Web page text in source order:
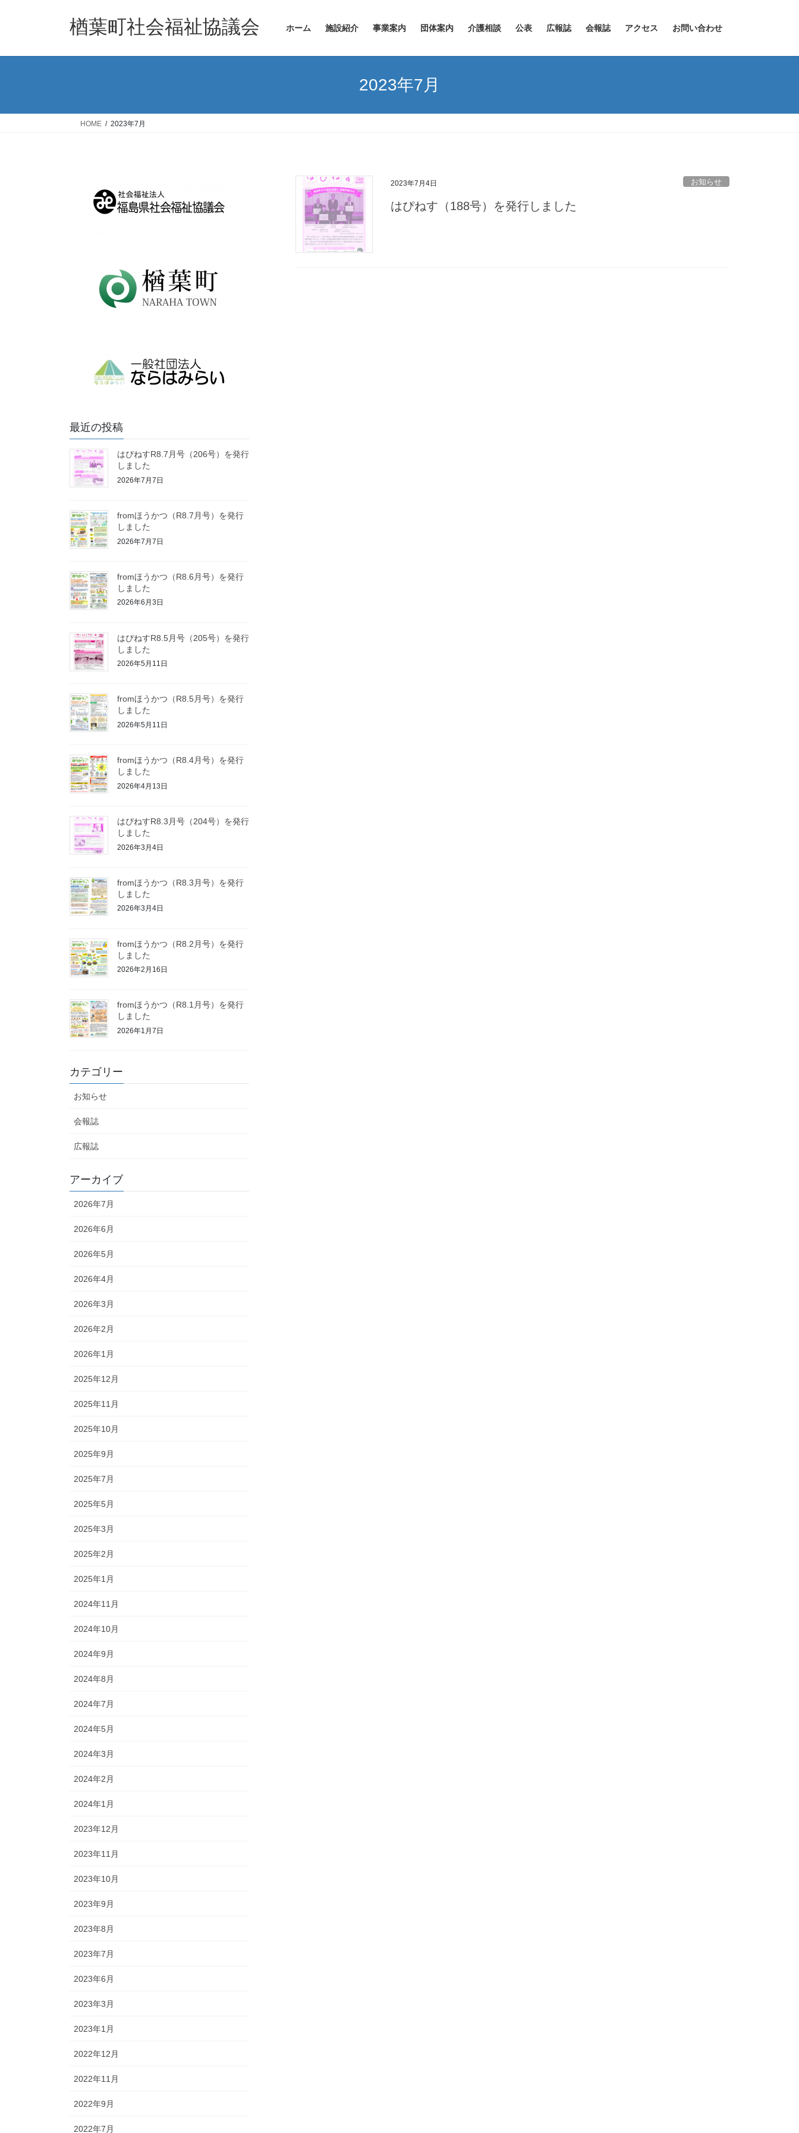
楢葉町社会福祉協議会 ホーム 施設紹介 事業案内 団体案内 介護相談 公表 広報誌 会報誌 アクセス お問い合わせ
2023年7月
HOME 2023年7月
2023年7月4日 お知らせ
はぴねす（188号）を発行しました
最近の投稿
はぴねすR8.7月号（206号）を発行
しました
2026年7月7日
fromほうかつ（R8.7月号）を発行
しました
2026年7月7日
fromほうかつ（R8.6月号）を発行
しました
2026年6月3日
はぴねすR8.5月号（205号）を発行
しました
2026年5月11日
fromほうかつ（R8.5月号）を発行
しました
2026年5月11日
fromほうかつ（R8.4月号）を発行
しました
2026年4月13日
はぴねすR8.3月号（204号）を発行
しました
2026年3月4日
fromほうかつ（R8.3月号）を発行
しました
2026年3月4日
fromほうかつ（R8.2月号）を発行
しました
2026年2月16日
fromほうかつ（R8.1月号）を発行
しました
2026年1月7日
カテゴリー
お知らせ
会報誌
広報誌
アーカイブ
2026年7月
2026年6月
2026年5月
2026年4月
2026年3月
2026年2月
2026年1月
2025年12月
2025年11月
2025年10月
2025年9月
2025年7月
2025年5月
2025年3月
2025年2月
2025年1月
2024年11月
2024年10月
2024年9月
2024年8月
2024年7月
2024年5月
2024年3月
2024年2月
2024年1月
2023年12月
2023年11月
2023年10月
2023年9月
2023年8月
2023年7月
2023年6月
2023年3月
2023年1月
2022年12月
2022年11月
2022年9月
2022年7月